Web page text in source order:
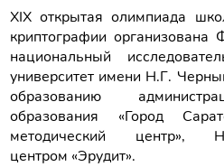
XIX открытая олимпиада
криптографии
национальный
университет имени Н.Г.
образованию
образования «Город
методический центр»,
центром «Эрудит».